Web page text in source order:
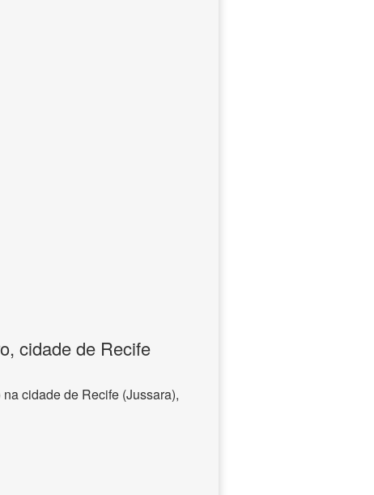
cidade de Recife
cidade de Recife (Jussara),